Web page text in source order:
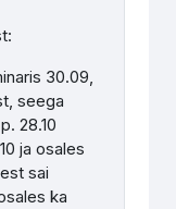
30.09,
seega
28.10
ja osales
sai
ka